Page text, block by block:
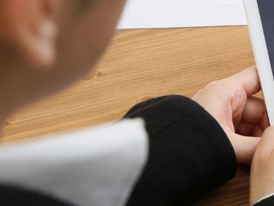
あなたのペースが、カリキュラム。
Enjoy Your School Life.